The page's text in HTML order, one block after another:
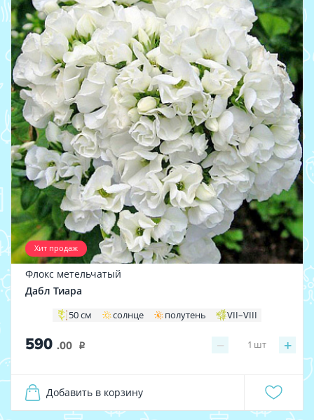
Хит продаж
Флокс метельчатый
Дабл Тиара
50 см солнце полутень VII–VIII
590 .00 i − +
1 шт
Добавить в корзину